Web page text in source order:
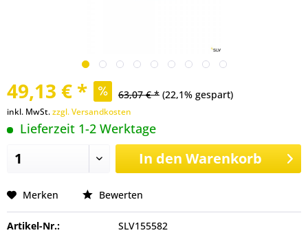
49,13 € * 63,07 € * (22,1% gespart)
inkl. MwSt.zzgl. Versandkosten
Lieferzeit 1-2 Werktage
In den Warenkorb
Merken Bewerten
Artikel-Nr.: SLV155582